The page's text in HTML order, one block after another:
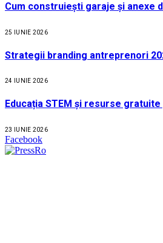
Cum construiești garaje și anexe
25 IUNIE 2026
Strategii branding antreprenori
24 IUNIE 2026
Educația STEM și resurse
23 IUNIE 2026
Facebook